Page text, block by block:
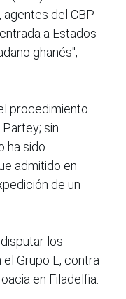
agentes del CBP
a Estados
ghanés",
procedimiento
sin
ha sido
admitido en
de un
los
el Grupo L, contra
en Filadelfia.